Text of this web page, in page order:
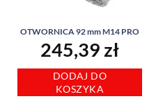
OTWORNICA 92 mm M14 PRO
245,39 zł
DODAJ DO
KOSZYKA